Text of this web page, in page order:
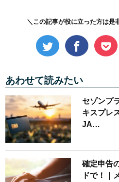
＼この記事が役に立った方は是
あわせて読みたい
セゾンプ
キスプレ
JA…
確定申告
ドで！｜